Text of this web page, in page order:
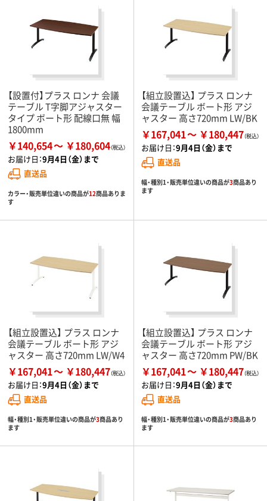
【設置付】プラス ロンナ 会議
テーブル T字脚アジャスター
タイプ ボート形 配線口無 幅
1800mm
￥140,654 ￥180,604
お届け日：9月4日（金）まで
直送品
カラー・販売単位違いの商品が12商品ありま
す
【組立設置込】 プラス ロンナ
会議テーブル ボート形 アジ
ャスター 高さ720mm LW/BK
￥167,041 ￥180,447
お届け日：9月4日（金）まで
直送品
幅・種別1・販売単位違いの商品が3商品あり
ます
【組立設置込】 プラス ロンナ
会議テーブル ボート形 アジ
ャスター 高さ720mm LW/W4
￥167,041 ￥180,447
お届け日：9月4日（金）まで
直送品
幅・種別1・販売単位違いの商品が3商品あり
ます
【組立設置込】 プラス ロンナ
会議テーブル ボート形 アジ
ャスター 高さ720mm PW/BK
￥167,041 ￥180,447
お届け日：9月4日（金）まで
直送品
幅・種別1・販売単位違いの商品が3商品あり
ます